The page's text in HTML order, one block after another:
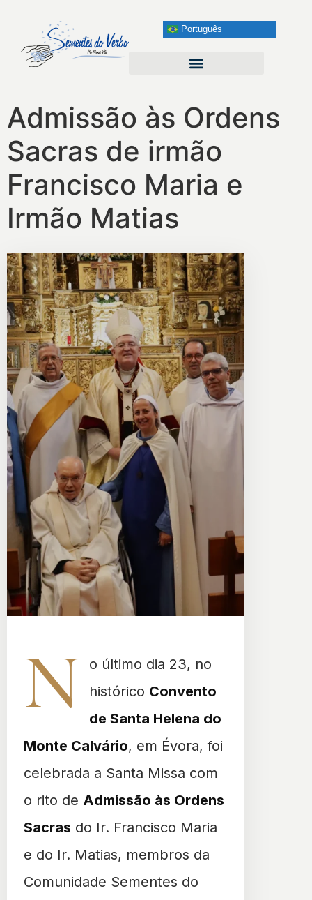
Português
Admissão às Ordens
Sacras de irmão
Francisco Maria e
Irmão Matias
FORMAÇÃO
Admissão às
Ordens
Sacras
Ir. Francisco Maria e Ir.
Matias dão um novo passo
no caminho rumo ao
N
o último dia 23, no
histórico Convento
de Santa Helena do
Monte Calvário, em Évora, foi
celebrada a Santa Missa com
o rito de Admissão às Ordens
Sacras do Ir. Francisco Maria
e do Ir. Matias, membros da
Comunidade Sementes do